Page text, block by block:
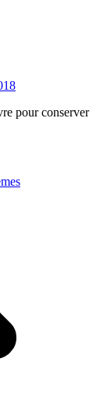
pour conserver